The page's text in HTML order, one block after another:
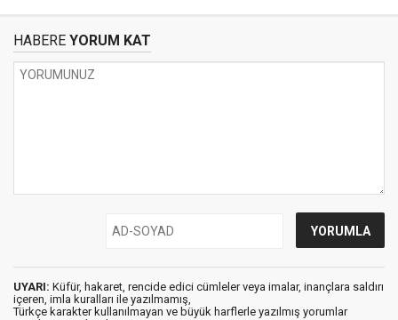
HABERE YORUM KAT
UYARI: Küfür, hakaret, rencide edici cümleler veya imalar, inançlara saldırı
içeren, imla kuralları ile yazılmamış,
Türkçe karakter kullanılmayan ve büyük harflerle yazılmış yorumlar